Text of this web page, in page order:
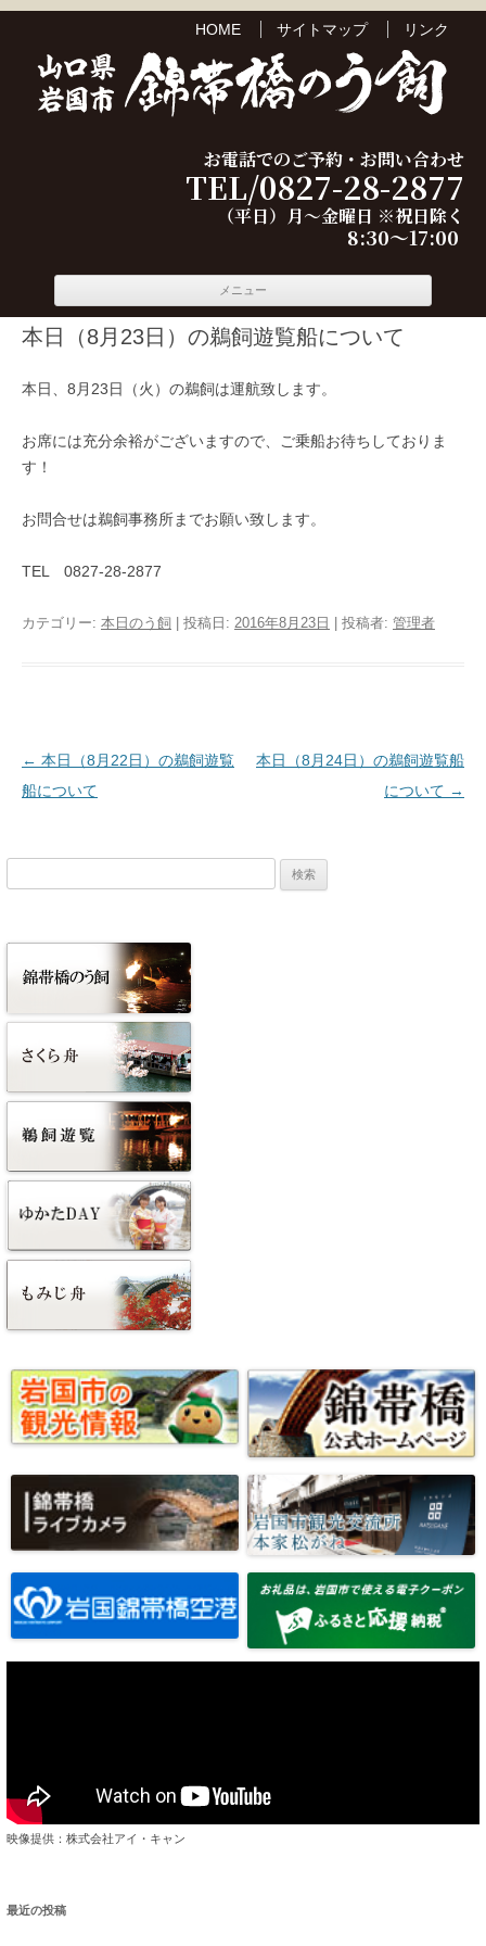
HOME サイトマップ リンク
お電話でのご予約・お問い合わせ
TEL/0827-28-2877
（平日）月～金曜日 ※祝日除く
8:30～17:00
メニュー
本日（8月23日）の鵜飼遊覧船について
本日、8月23日（火）の鵜飼は運航致します。
お席には充分余裕がございますので、ご乗船お待ちしておりま
す！
お問合せは鵜飼事務所までお願い致します。
TEL 0827-28-2877
カテゴリー: 本日のう飼 | 投稿日: 2016年8月23日 投稿者: 管理者
投稿ナビゲーション
← 本日（8月22日）の鵜飼遊覧
船について
本日（8月24日）の鵜飼遊覧船
について →
映像提供：株式会社アイ・キャン
最近の投稿